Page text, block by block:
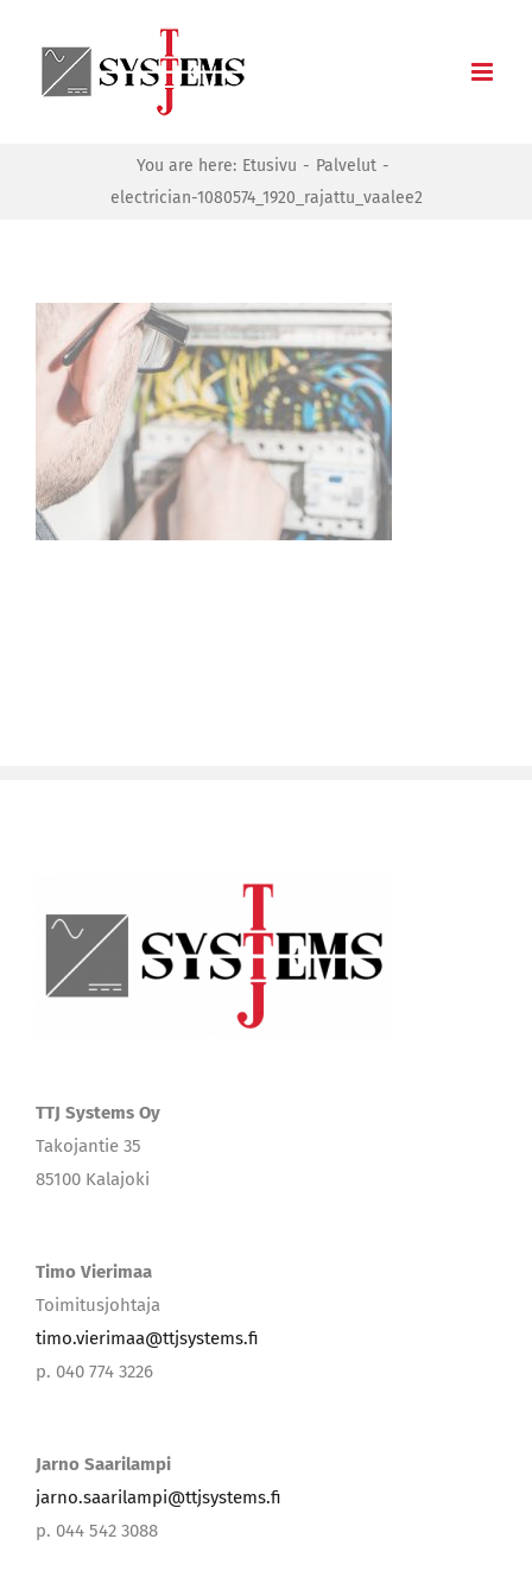
content
You are here: Etusivu
Palvelut
electrician-1080574_1920_rajattu_vaalee2
TTJ Systems Oy
Takojantie 35
85100 Kalajoki
Timo Vierimaa
Toimitusjohtaja
timo.vierimaa@ttjsystems.fi
p. 040 774 3226
Jarno Saarilampi
jarno.saarilampi@ttjsystems.fi
p. 044 542 3088